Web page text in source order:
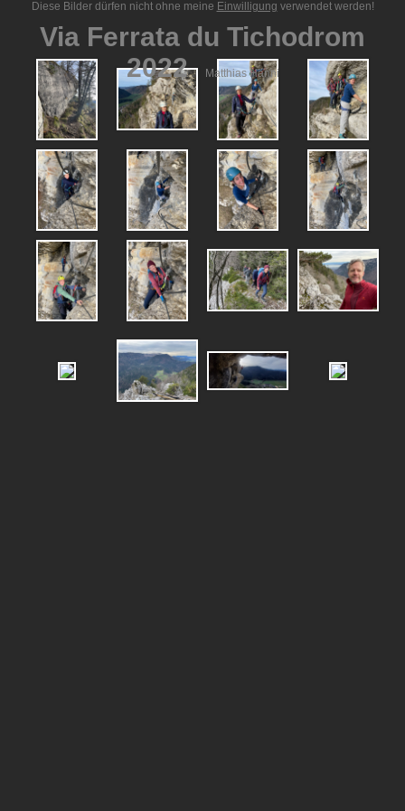
Diese Bilder dürfen nicht ohne meine Einwilligung verwendet werden!
Via Ferrata du Tichodrom
2022
Matthias Hänni